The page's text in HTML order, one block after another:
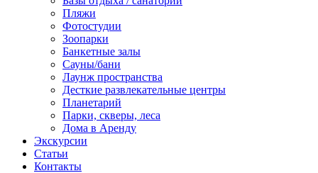
Пляжи
Фотостудии
Зоопарки
Банкетные залы
Сауны/бани
Лаунж пространства
Десткие развлекательные центры
Планетарий
Парки, скверы, леса
Дома в Аренду
Экскурсии
Статьи
Контакты